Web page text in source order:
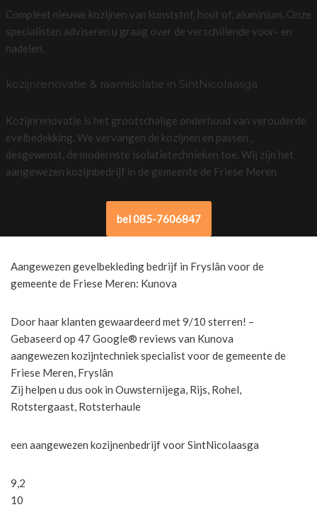
Compleet nieuwe kozijnen van kunststof, hout of, aluminium. Onze
specialisten adviseren u graag over de verschillende voor- en
nadelen.
kozijnrenovatie & raamisolatie in SintNicolaasga
Kozijnrenovatie is het grootschalige onderhoud van verouderde
evelbedekking. We vervangen de kozijnen en passen ,
desgewenst, de modernste isolatietechnieken toe. Wij zijn het
aangewezen kozijnbedrijf in de gemeente de Friese Meren
bel 085-7606847
Aangewezen gevelbekleding bedrijf in Fryslân voor de
gemeente de Friese Meren: Kunova
Door haar klanten gewaardeerd met 9/10 sterren! –
Gebaseerd op 47 Google® reviews van Kunova
aangewezen kozijntechniek specialist voor de gemeente de
Friese Meren, Fryslân
Zij helpen u dus ook in Ouwsternijega, Rijs, Rohel,
Rotstergaast, Rotsterhaule
een aangewezen kozijnenbedrijf voor SintNicolaasga
9,2
10